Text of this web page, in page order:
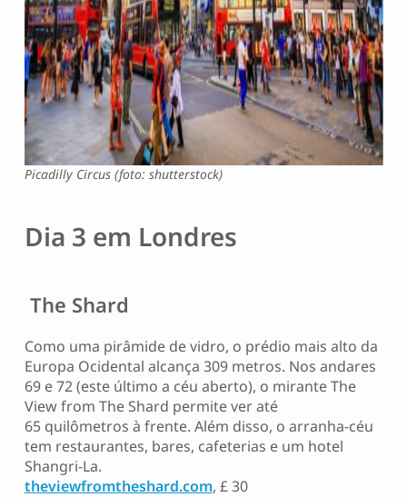
Picadilly Circus (foto: shutterstock)
Dia 3 em Londres
The Shard
Como uma pirâmide de vidro, o prédio mais alto da
Europa Ocidental alcança 309 metros. Nos andares
69 e 72 (este último a céu aberto), o mirante The
View from The Shard permite ver até
65 quilômetros à frente. Além disso, o arranha-céu
tem restaurantes, bares, cafeterias e um hotel
Shangri-La.
theviewfromtheshard.com, £ 30